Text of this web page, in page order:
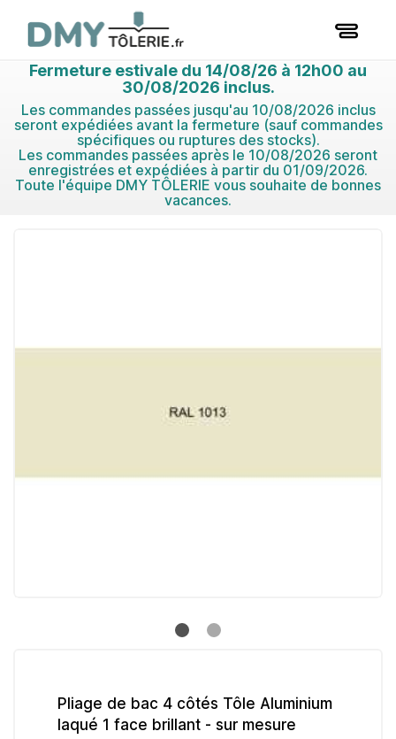
Fermeture estivale du 14/08/26 à 12h00 au
30/08/2026 inclus.
Les commandes passées jusqu'au 10/08/2026 inclus
seront expédiées avant la fermeture (sauf commandes
spécifiques ou ruptures des stocks).
Les commandes passées après le 10/08/2026 seront
enregistrées et expédiées à partir du 01/09/2026.
Toute l'équipe DMY TÔLERIE vous souhaite de bonnes
vacances.
Pliage de bac 4 côtés Tôle Aluminium
laqué 1 face brillant - sur mesure